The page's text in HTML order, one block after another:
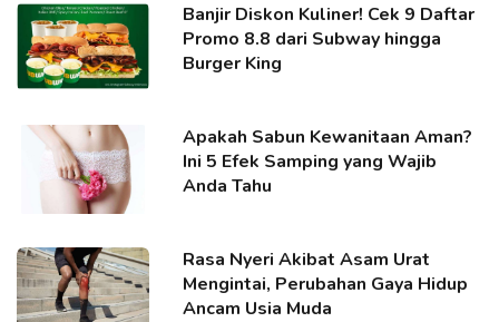
Banjir Diskon Kuliner! Cek 9 Daftar
Promo 8.8 dari Subway hingga
Burger King
Apakah Sabun Kewanitaan Aman?
Ini 5 Efek Samping yang Wajib
Anda Tahu
Rasa Nyeri Akibat Asam Urat
Mengintai, Perubahan Gaya Hidup
Ancam Usia Muda